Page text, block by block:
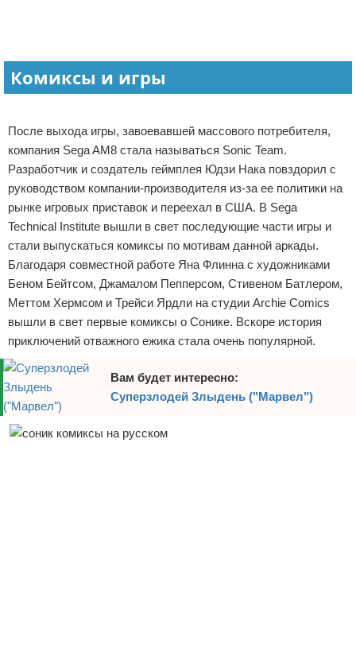
Комиксы и игры
После выхода игры, завоевавшей массового потребителя,
компания Sega AM8 стала называться Sonic Team.
Разработчик и создатель геймплея Юдзи Нака повздорил с
руководством компании-производителя из-за ее политики на
рынке игровых приставок и переехал в США. В Sega
Technical Institute вышли в свет последующие части игры и
стали выпускаться комиксы по мотивам данной аркады.
Благодаря совместной работе Яна Флинна с художниками
Беном Бейтсом, Джамалом Пепперсом, Стивеном Батлером,
Меттом Хермсом и Трейси Ярдли на студии Archie Comics
вышли в свет первые комиксы о Сонике. Вскоре история
приключений отважного ежика стала очень популярной.
Вам будет интересно:
Суперзлодей Злыдень ("Марвел")